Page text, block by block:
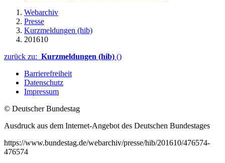
Webarchiv
Presse
Kurzmeldungen (hib)
201610
zurück zu: Kurzmeldungen (hib) ()
Barrierefreiheit
Datenschutz
Impressum
© Deutscher Bundestag
Ausdruck aus dem Internet-Angebot des Deutschen Bundestages
https://www.bundestag.de/webarchiv/presse/hib/201610/476574-
476574